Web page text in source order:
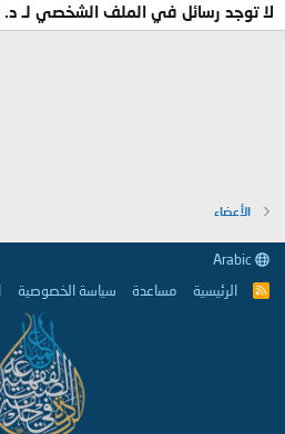
لا توجد رسائل في الملف الشخصي لـ د.
الأعضاء
R
الرئيسية مساعدة سياسة الخصوصية